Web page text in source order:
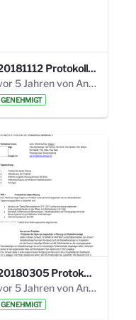
20181112 Protokoll 24. Steuerungskreis.pdf
vor 5 Jahren von Anni Schlumberger
GENEHMIGT
20180305 Protokoll 22. Steuerungskreis.pdf
vor 5 Jahren von Anni Schlumberger
GENEHMIGT